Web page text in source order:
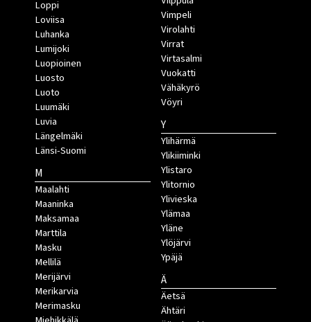
Loppi
Loviisa
Luhanka
Lumijoki
Luopioinen
Luosto
Luoto
Luumäki
Luvia
Längelmäki
Länsi-Suomi
M
Maalahti
Maaninka
Maksamaa
Marttila
Masku
Mellilä
Merijärvi
Merikarvia
Merimasku
Vimpeli
Virolahti
Virrat
Virtasalmi
Vuokatti
Vähäkyrö
Vöyri
Y
Ylihärmä
Ylikiiminki
Ylistaro
Ylitornio
Ylivieska
Ylämaa
Yläne
Ylöjärvi
Ypäjä
Ä
Äetsä
Ähtäri